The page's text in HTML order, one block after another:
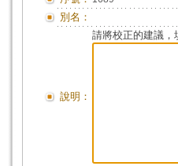
別名：
說明：
請將校正的建議，